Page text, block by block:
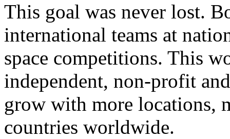
This goal was never lost.
international teams at
space competitions. This
independent, non-profit
grow with more locations,
countries worldwide.